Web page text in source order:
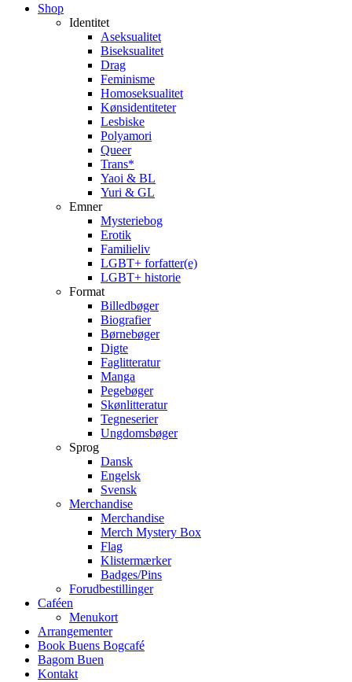
Close
Shop
Identitet
Aseksualitet
Biseksualitet
Drag
Feminisme
Homoseksualitet
Kønsidentiteter
Lesbiske
Polyamori
Queer
Trans*
Yaoi & BL
Yuri & GL
Emner
Mysteriebog
Erotik
Familieliv
LGBT+ forfatter(e)
LGBT+ historie
Format
Billedbøger
Biografier
Børnebøger
Digte
Faglitteratur
Manga
Pegebøger
Skønlitteratur
Tegneserier
Ungdomsbøger
Sprog
Dansk
Engelsk
Svensk
Merchandise
Merchandise
Merch Mystery Box
Flag
Klistermærker
Badges/Pins
Forudbestillinger
Caféen
Menukort
Arrangementer
Book Buens Bogcafé
Bagom Buen
Kontakt